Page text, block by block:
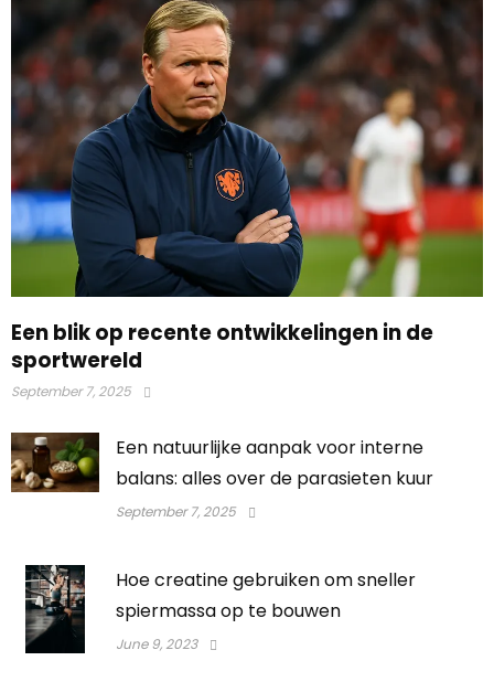
Een blik op recente ontwikkelingen in de
sportwereld
September 7, 2025
Een natuurlijke aanpak voor interne
balans: alles over de parasieten kuur
September 7, 2025
Hoe creatine gebruiken om sneller
spiermassa op te bouwen
June 9, 2023